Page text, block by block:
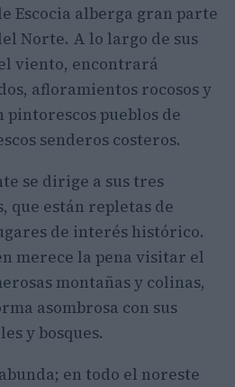
Escocia alberga gran parte
Norte. A lo largo de sus
viento, encontrará
afloramientos rocosos y
pintorescos pueblos de
senderos costeros.
se dirige a sus tres
que están repletas de
de interés histórico.
merece la pena visitar el
montañas y colinas,
asombrosa con sus
y bosques.
en todo el noreste